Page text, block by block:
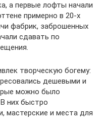
а первые лофты начали
примерно в 20-х
фабрик, заброшенных
сдавать по
творческую богему:
дешевыми и
можно было
них быстро
мастерские и места для